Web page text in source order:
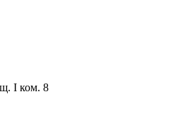
I ком. 8